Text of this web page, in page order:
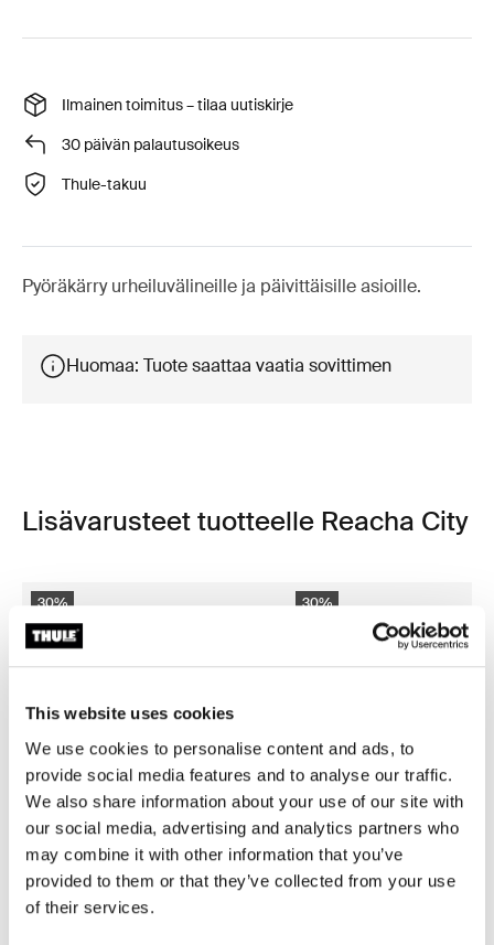
This website uses cookies
We use cookies to personalise content and ads, to
provide social media features and to analyse our traffic.
We also share information about your use of our site with
our social media, advertising and analytics partners who
may combine it with other information that you’ve
provided to them or that they’ve collected from your use
of their services.
Ilmainen toimitus – tilaa uutiskirje
30 päivän palautusoikeus
Thule-takuu
Pyöräkärry urheiluvälineille ja päivittäisille asioille.
Huomaa: Tuote saattaa vaatia sovittimen
Lisävarusteet tuotteelle Reacha City
30% 30%